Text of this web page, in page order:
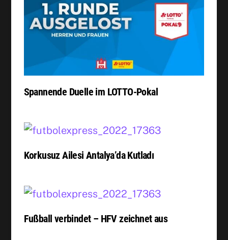
Spannende Duelle im LOTTO-Pokal
Korkusuz Ailesi Antalya’da Kutladı
Fußball verbindet – HFV zeichnet aus